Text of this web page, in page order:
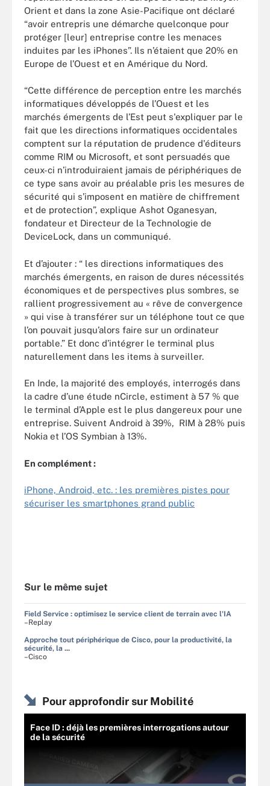
Orient et dans la zone Asie-Pacifique ont déclaré
“avoir entrepris une démarche quelconque pour
protéger [leur] entreprise contre les menaces
induites par les iPhones”. Ils n’étaient que 20% en
Europe de l’Ouest et en Amérique du Nord.
“Cette différence de perception entre les marchés
informatiques développés de l’Ouest et les
marchés émergents de l’Est peut s'expliquer par le
fait que les directions informatiques occidentales
comptent sur la réputation de prudence d'éditeurs
comme RIM ou Microsoft, et sont persuadés que
ceux-ci n’introduiraient jamais de périphériques de
ce type sans avoir au préalable pris les mesures de
sécurité qui s’imposent en matière de chiffrement
et de protection”, explique Ashot Oganesyan,
fondateur et Directeur de la Technologie de
DeviceLock, dans un communiqué.
Et d’ajouter : “ les directions informatiques des
marchés émergents, en raison de dures nécessités
économiques et de perspectives plus sombres, se
rallient progressivement au « rêve de convergence
» qui vise à transférer sur un téléphone tout ce que
l’on pouvait jusqu’alors faire sur un ordinateur
portable.” Et donc d’intégrer le terminal plus
naturellement dans les items à surveiller.
En Inde, la majorité des employés, interrogés dans
la cadre d’une étude nCircle, estiment à 57 % que
le terminal d’Apple est le plus dangereux pour une
entreprise. Suivent Android à 39%, RIM à 28% puis
Nokia et l’OS Symbian à 13%.
En complément :
iPhone, Android, etc. : les premières pistes pour
sécuriser les smartphones grand public
Sur le même sujet
Field Service : optimisez le service client de terrain avec l'IA
–Replay
Approche tout périphérique de Cisco, pour la productivité, la
sécurité, la ...
–Cisco
Pour approfondir sur Mobilité
Face ID : déjà les premières interrogations autour
de la sécurité